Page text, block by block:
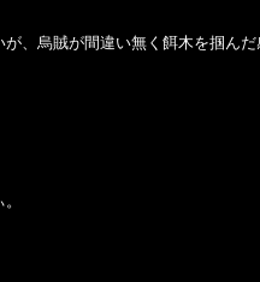
が、烏賊が間違い無く餌木を掴ん